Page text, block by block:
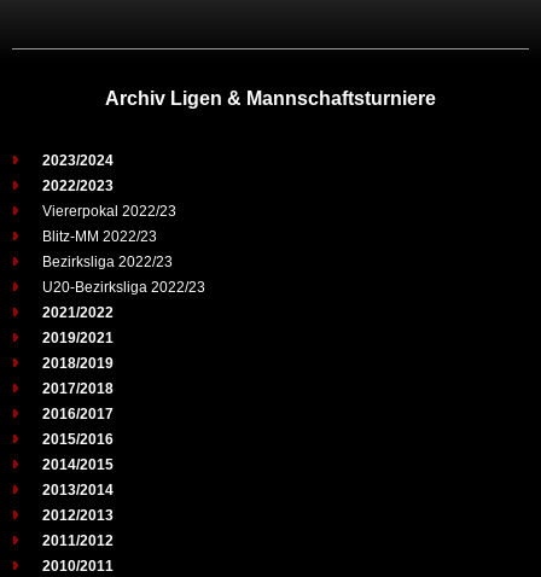
Archiv Ligen & Mannschaftsturniere
2023/2024
2022/2023
Viererpokal 2022/23
Blitz-MM 2022/23
Bezirksliga 2022/23
U20-Bezirksliga 2022/23
2021/2022
2019/2021
2018/2019
2017/2018
2016/2017
2015/2016
2014/2015
2013/2014
2012/2013
2011/2012
2010/2011